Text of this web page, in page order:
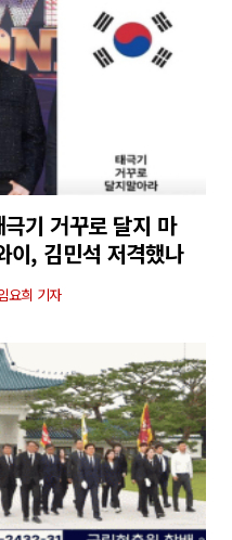
기 거꾸로 달지 마
, 김민석 저격했나
요희 기자